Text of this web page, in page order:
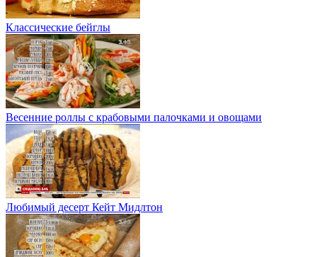
Классические бейглы
Весенние роллы с крабовыми палочками и овощами
Любимый десерт Кейт Мидлтон